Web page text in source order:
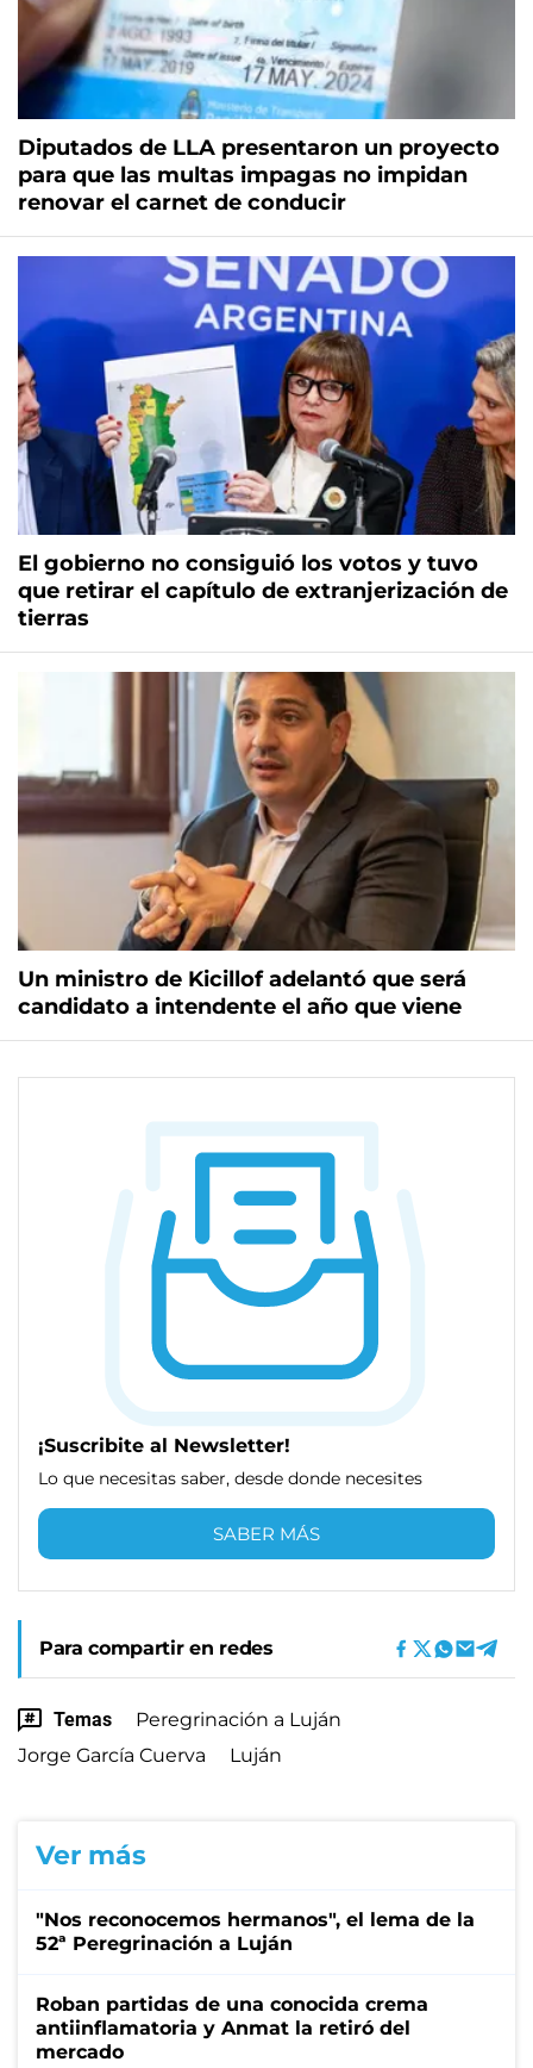
Diputados de LLA presentaron un proyecto
para que las multas impagas no impidan
renovar el carnet de conducir
El gobierno no consiguió los votos y tuvo
que retirar el capítulo de extranjerización de
tierras
Un ministro de Kicillof adelantó que será
candidato a intendente el año que viene
¡Suscribite al Newsletter!
Lo que necesitas saber, desde donde necesites
SABER MÁS
Para compartir en redes
Temas
Peregrinación a Luján
Jorge García Cuerva
Luján
Ver más
"Nos reconocemos hermanos", el lema de la
52ª Peregrinación a Luján
Roban partidas de una conocida crema
antiinflamatoria y Anmat la retiró del
mercado